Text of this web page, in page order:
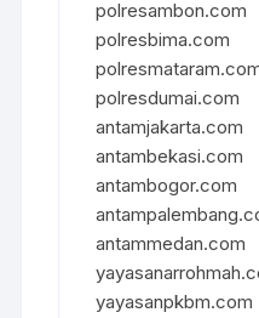
polresambon.com
polresbima.com
polresdumai.com
antamjakarta.com
antambekasi.com
antambogor.com
antammedan.com
yayasanpkbm.com